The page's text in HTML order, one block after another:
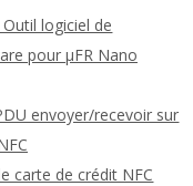
logiciel de
pour μFR Nano
envoyer/recevoir sur
carte de crédit NFC